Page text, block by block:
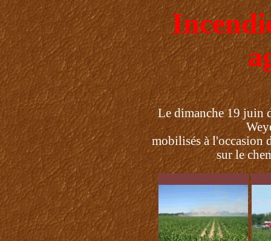
.....
Le dimanche 19 juin
mobilisés à l'occasion
sur le